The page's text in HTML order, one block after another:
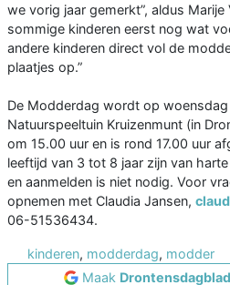
we vorig jaar gemerkt”, aldus Marije
sommige kinderen eerst nog wat
andere kinderen direct vol de
plaatjes op.”
De Modderdag wordt op
Natuurspeeltuin Kruizenmunt (in
om 15.00 uur en is rond 17.00 uur
leeftijd van 3 tot 8 jaar zijn van
en aanmelden is niet nodig. Voor
opnemen met Claudia Jansen,
06-51536434.
kinderen, modderdag, modder
Maak Drontensdagblad